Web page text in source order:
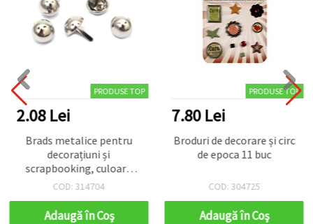
PRODUSE TOP
2.08 Lei
Brads metalice pentru
decorațiuni și
scrapbooking, culoare
argintiu, 15 x 20,5 mm - 10
COD: 314704
Adaugă în Coş
PRODUSE TOP
7.80 Lei
Broduri de decorare și circ
de epoca 11 buc
COD: 304725
Adaugă în Coş